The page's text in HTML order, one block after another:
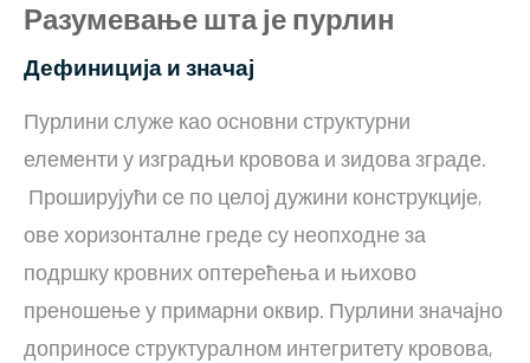
Разумевање шта је пурлин
Дефиниција и значај
Пурлини служе као основни структурни
елементи у изградњи кровова и зидова зграде.
Проширујући се по целој дужини конструкције,
ове хоризонталне греде су неопходне за
подршку кровних оптерећења и њихово
преношење у примарни оквир. Пурлини значајно
доприносе структуралном интегритету кровова,